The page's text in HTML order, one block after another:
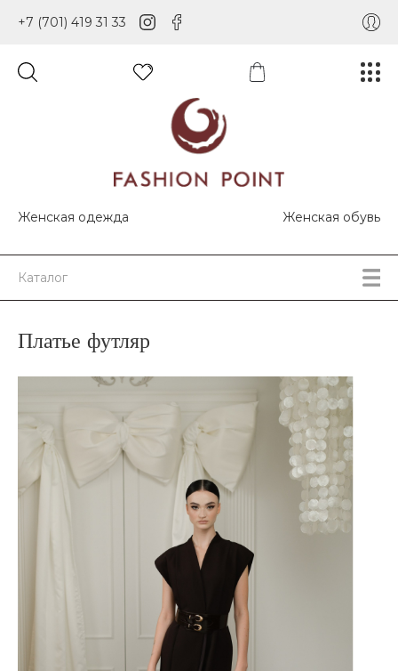
+7 (701) 419 31 33
Женская одежда Женская обувь
Каталог
Платье футляр